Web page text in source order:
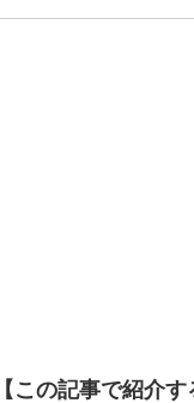
【この記事で紹介す